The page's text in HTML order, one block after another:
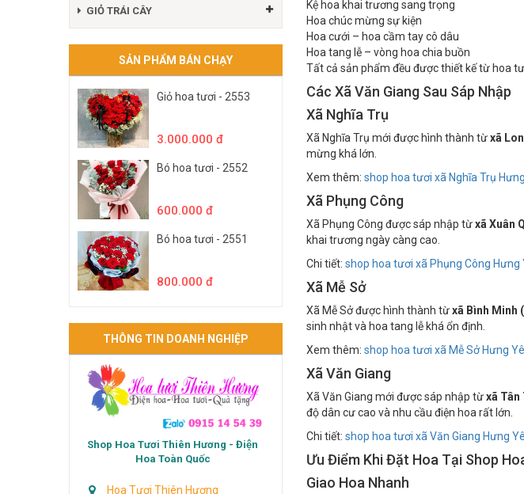
HOA MỪNG SINH NHẬT
3.000.000 đ
600.000 đ
THÔNG TIN DOANH NGHIỆP
Hoa Toàn Quốc
Hoa sinh nhật hiện đại
Kệ hoa khai trương sang trọng
Hoa chúc mừng sự kiện
Hoa cưới – hoa cầm tay cô dâu
Hoa tang lễ – vòng hoa chia buồn
Tất cả sản phẩm đều được thiết kế từ hoa
Các Xã Văn Giang Sau Sáp Nhập
Xã Nghĩa Trụ
Xã Nghĩa Trụ mới được hình thành từ
mừng khá lớn.
Xem thêm:shop hoa tươi xã Nghĩa Trụ Hưng
Xã Phụng Công
Xã Phụng Công được sáp nhập từ
khai trương ngày càng cao.
Chi tiết: shop hoa tươi xã Phụng Công Hưng
Xã Mễ Sở
Xã Mễ Sở được hình thành từ xã Bình Minh
sinh nhật và hoa tang lễ khá ổn định.
Xem thêm:shop hoa tươi xã Mễ Sở Hưng Yên
Xã Văn Giang
Xã Văn Giang mới được sáp nhập từ
độ dân cư cao và nhu cầu điện hoa rất lớn.
Chi tiết:shop hoa tươi xã Văn Giang Hưng
Ưu Điểm Khi Đặt Hoa Tại Shop